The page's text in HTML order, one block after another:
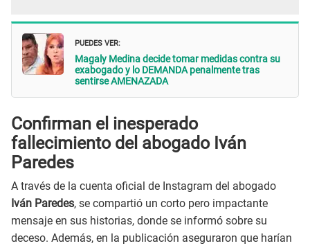
PUEDES VER:
Magaly Medina decide tomar medidas contra su
exabogado y lo DEMANDA penalmente tras
sentirse AMENAZADA
Confirman el inesperado
fallecimiento del abogado Iván
Paredes
A través de la cuenta oficial de Instagram del abogado
Iván Paredes, se compartió un corto pero impactante
mensaje en sus historias, donde se informó sobre su
deceso. Además, en la publicación aseguraron que harían